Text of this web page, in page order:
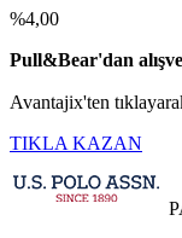
%4,00
Pull&Bear'dan
Avantajix'ten
TIKLA KAZAN